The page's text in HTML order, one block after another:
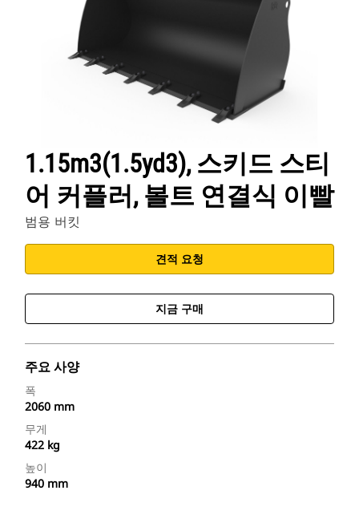
1.15m3(1.5yd3), 스키드 스티
어 커플러, 볼트 연결식 이빨
범용 버킷
견적 요청
지금 구매
주요 사양
폭
2060 mm
무게
422 kg
높이
940 mm